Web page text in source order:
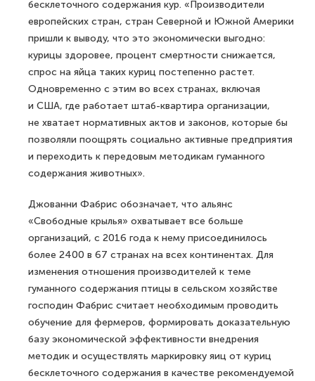
бесклеточного содержания кур. «Производители
европейских стран, стран Северной и Южной Америки
пришли к выводу, что это экономически выгодно:
курицы здоровее, процент смертности снижается,
спрос на яйца таких куриц постепенно растет.
Одновременно с этим во всех странах, включая
и США, где работает штаб-квартира организации,
не хватает нормативных актов и законов, которые бы
позволяли поощрять социально активные предприятия
и переходить к передовым методикам гуманного
содержания животных».
Джованни Фабрис обозначает, что альянс
«Свободные крылья» охватывает все больше
организаций, с 2016 года к нему присоединилось
более 2400 в 67 странах на всех континентах. Для
изменения отношения производителей к теме
гуманного содержания птицы в сельском хозяйстве
господин Фабрис считает необходимым проводить
обучение для фермеров, формировать доказательную
базу экономической эффективности внедрения
методик и осуществлять маркировку яиц от куриц
бесклеточного содержания в качестве рекомендуемой